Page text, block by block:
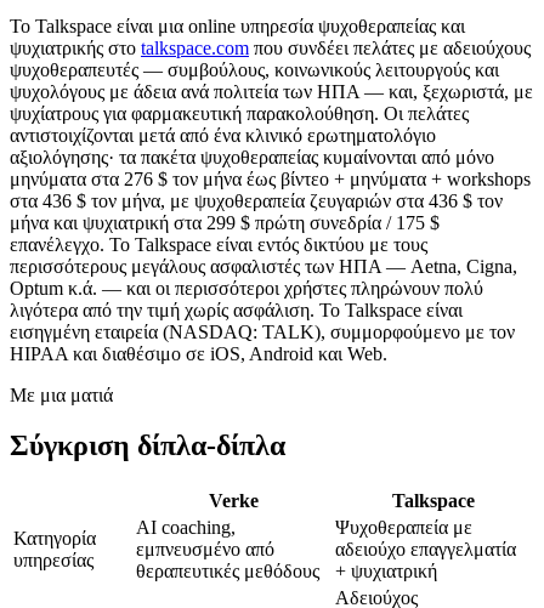
Το Talkspace είναι μια online υπηρεσία ψυχοθεραπείας και
ψυχιατρικής στο talkspace.com που συνδέει πελάτες με αδειούχους
ψυχοθεραπευτές — συμβούλους, κοινωνικούς λειτουργούς και
ψυχολόγους με άδεια ανά πολιτεία των ΗΠΑ — και, ξεχωριστά, με
ψυχίατρους για φαρμακευτική παρακολούθηση. Οι πελάτες
αντιστοιχίζονται μετά από ένα κλινικό ερωτηματολόγιο
αξιολόγησης· τα πακέτα ψυχοθεραπείας κυμαίνονται από μόνο
μηνύματα στα 276 $ τον μήνα έως βίντεο + μηνύματα + workshops
στα 436 $ τον μήνα, με ψυχοθεραπεία ζευγαριών στα 436 $ τον
μήνα και ψυχιατρική στα 299 $ πρώτη συνεδρία / 175 $
επανέλεγχο. Το Talkspace είναι εντός δικτύου με τους
περισσότερους μεγάλους ασφαλιστές των ΗΠΑ — Aetna, Cigna,
Optum κ.ά. — και οι περισσότεροι χρήστες πληρώνουν πολύ
λιγότερα από την τιμή χωρίς ασφάλιση. Το Talkspace είναι
εισηγμένη εταιρεία (NASDAQ: TALK), συμμορφούμενο με τον
HIPAA και διαθέσιμο σε iOS, Android και Web.
Με μια ματιά
Σύγκριση δίπλα-δίπλα
Verke
Talkspace
Κατηγορία
υπηρεσίας
AI coaching,
εμπνευσμένο από
θεραπευτικές μεθόδους
Ψυχοθεραπεία με
αδειούχο επαγγελματία
+ ψυχιατρική
Αδειούχος